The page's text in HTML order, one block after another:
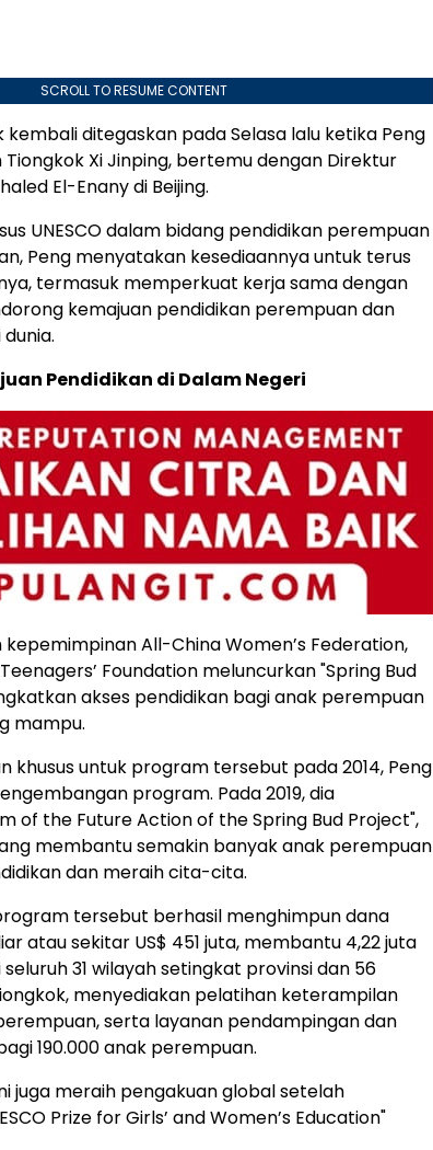
SCROLL TO RESUME CONTENT
kembali ditegaskan pada Selasa lalu ketika Peng
Tiongkok Xi Jinping, bertemu dengan Direktur
El-Enany di Beijing.
UNESCO dalam bidang pendidikan perempuan
Peng menyatakan kesediaannya untuk terus
termasuk memperkuat kerja sama dengan
kemajuan pendidikan perempuan dan
Pendidikan di Dalam Negeri
kepemimpinan All-China Women’s Federation,
Foundation meluncurkan "Spring Bud
akses pendidikan bagi anak perempuan
mampu.
khusus untuk program tersebut pada 2014, Peng
program. Pada 2019, dia
of the Future Action of the Spring Bud Project",
membantu semakin banyak anak perempuan
dan meraih cita-cita.
tersebut berhasil menghimpun dana
atau sekitar US$ 451 juta, membantu 4,22 juta
31 wilayah setingkat provinsi dan 56
menyediakan pelatihan keterampilan
serta layanan pendampingan dan
190.000 anak perempuan.
juga meraih pengakuan global setelah
Prize for Girls’ and Women’s Education"